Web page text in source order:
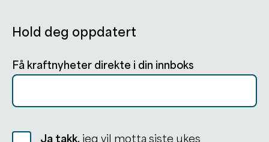
Hold deg oppdatert
Få kraftnyheter direkte i din innboks
Ja takk, jeg vil motta siste ukes